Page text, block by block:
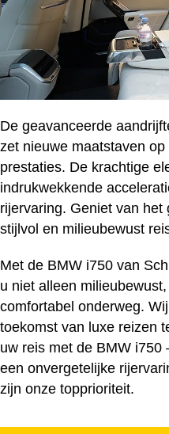
De geavanceerde
zet nieuwe maatstaven
prestaties. De krachtige
indrukwekkende
rijervaring. Geniet van
stijlvol en milieubewust
Met de BMW i750 van
u niet alleen
comfortabel onderweg.
toekomst van luxe reizen
uw reis met de BMW i750
een onvergetelijke
zijn onze topprioriteit.